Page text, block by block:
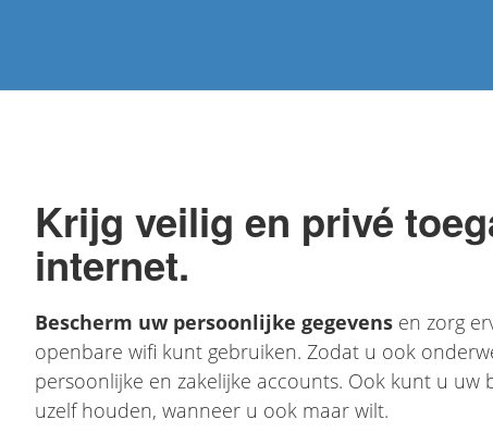
Krijg veilig en privé
internet.
Bescherm uw persoonlijke gegevensen zorg
openbare wifi kunt gebruiken. Zodat u ook
persoonlijke en zakelijke accounts. Ook kunt u uw
uzelf houden, wanneer u ook maar wilt.